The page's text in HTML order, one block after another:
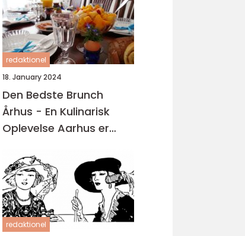
redaktionel
18. January 2024
Den Bedste Brunch
Århus - En Kulinarisk
Oplevelse Aarhus er
hvor der findes en bred
vifte af restauranter,
caféer og spisesteder
redaktionel